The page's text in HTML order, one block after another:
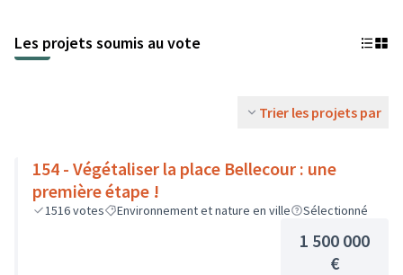
Les projets soumis au vote
Trier les projets par
154 - Végétaliser la place Bellecour : une
première étape !
1516votes Environnement et nature en ville Sélectionné
1 500 000
€